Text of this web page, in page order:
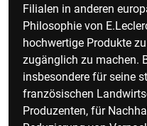
Filialen in anderen
Philosophie von
hochwertige Produkte
zugänglich zu machen.
insbesondere für seine
französischen
Produzenten, für